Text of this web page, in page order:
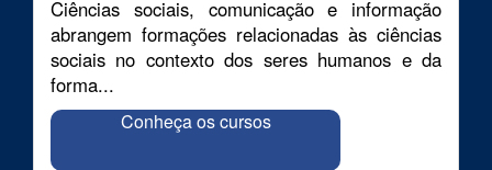
Ciências sociais, comunicação e informação
abrangem formações relacionadas às ciências
sociais no contexto dos seres humanos e da
forma...
Conheça os cursos